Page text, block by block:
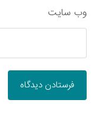
وب‌ سایت
فرستادن دیدگاه